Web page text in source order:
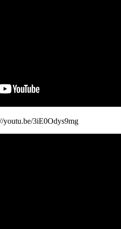
3iE0Odys9mg